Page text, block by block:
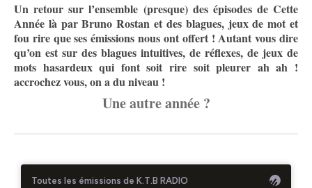
Un retour sur l’ensemble (presque) des épisodes de Cette
Année là par Bruno Rostan et des blagues, jeux de mot et
fou rire que ses émissions nous ont offert ! Autant vous dire
qu’on est sur des blagues intuitives, de réflexes, de jeux de
mots hasardeux qui font soit rire soit pleurer ah ah !
accrochez vous, on a du niveau !
Une autre année ?